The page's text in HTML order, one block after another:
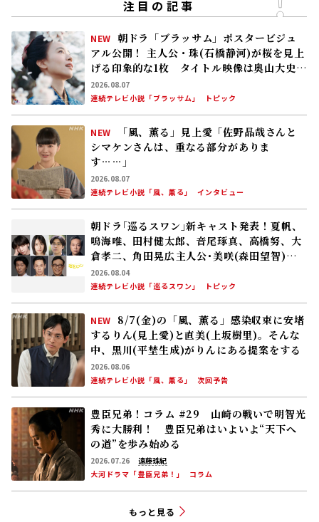
注目の記事
NEW 朝ドラ「ブラッサム」ポスタービジュ
アル公開！ 主人公・珠(石橋静河)が桜を見上
げる印象的な1枚 タイトル映像は奥山大史監
督、語りは三條雅幸アナ 2026年度後期放
送
2026.08.07
連続テレビ小説「ブラッサム」
トピック
NEW
「風、薫る」見上愛「佐野晶哉さんと
シマケンさんは、重なる部分がありま
す……」
2026.08.07
連続テレビ小説「風、薫る」
インタビュー
朝ドラ｢巡るスワン｣新キャスト発表！夏帆、
鳴海唯、田村健太郎、音尾琢真、高橋努、大
倉孝二、角田晃広――主人公･美咲(森田望智)が
交流する警察署の人々 2027年度前期放送
2026.08.04
連続テレビ小説「巡るスワン」
トピック
NEW
8/7(金)の「風、薫る」感染収束に安堵
するりん(見上愛)と直美(上坂樹里)。そんな
中、黒川(平埜生成)がりんにある提案をする
2026.08.06
連続テレビ小説「風、薫る」
次回予告
豊臣兄弟！コラム #29 山崎の戦いで明智光
秀に大勝利！ 豊臣兄弟はいよいよ“天下へ
の道”を歩み始める
2026.07.26
遠藤珠紀
大河ドラマ「豊臣兄弟！」
コラム
もっと見る